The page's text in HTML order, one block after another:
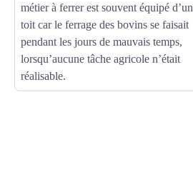
métier à ferrer est souvent équipé d’un
toit car le ferrage des bovins se faisait
pendant les jours de mauvais temps,
lorsqu’aucune tâche agricole n’était
réalisable.